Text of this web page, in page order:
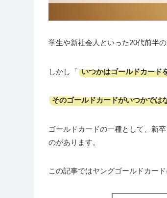
学生や新社会人といった20代前半
しかし「 いつかはゴールドカード
そのゴールドカードがいつかでは
ゴールドカードの一種として、新
のがあります。
この記事ではヤングゴールドカー